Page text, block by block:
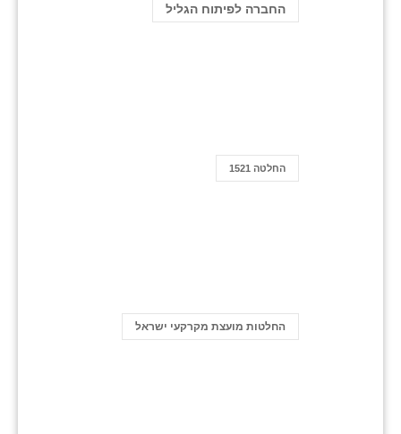
החברה לפיתוח הגליל
החלטה 1521
החלטות מועצת מקרקעי ישראל